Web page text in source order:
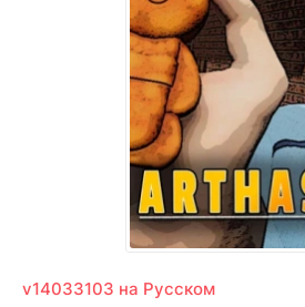
v14033103 на Русском